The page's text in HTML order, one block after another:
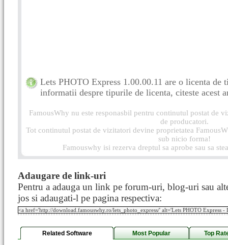
Lets PHOTO Express 1.00.00.11 are o licenta de
informatii despre tipurile de licenta, citeste acest
FamousWhy nu este responasbil pentru continutul postat de
de producatori.
Tot continutul postat de vizitatori devine proprietatea
sub nicio forma!
Famouswhy isi rezerva dreptul sa aprobe sau sa
Adaugare de link-uri
Pentru a adauga un link pe forum-uri, blog-uri sau
jos si adaugati-l pe pagina respectiva:
Related Software Most Popular Top